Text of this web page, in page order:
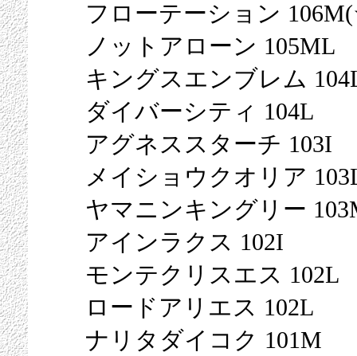
フローテーション
ノットアローン 105ML
キングスエンブレム
ダイバーシティ 104L
アグネススターチ 103I
メイショウクオリア
ヤマニンキングリー
アインラクス 102I
モンテクリスエス 102L
ロードアリエス 102L
ナリタダイコク 101M